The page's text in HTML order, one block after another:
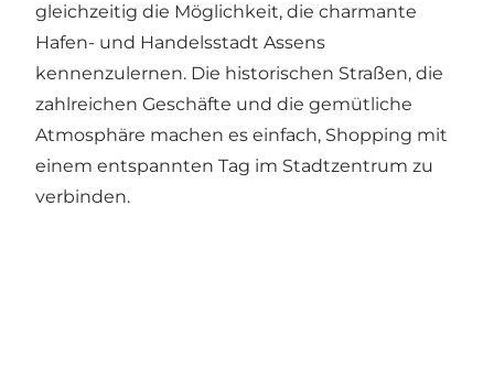
gleichzeitig die Möglichkeit, die charmante
Hafen- und Handelsstadt Assens
kennenzulernen. Die historischen Straßen, die
zahlreichen Geschäfte und die gemütliche
Atmosphäre machen es einfach, Shopping mit
einem entspannten Tag im Stadtzentrum zu
verbinden.